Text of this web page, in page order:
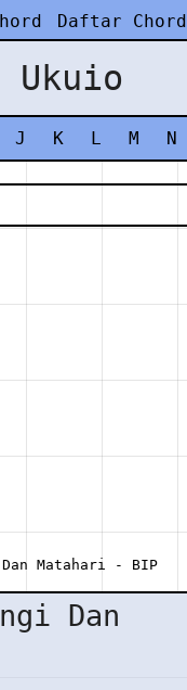
Daftar Chord
Ukuio
J K L M N
Matahari - BIP
Dan